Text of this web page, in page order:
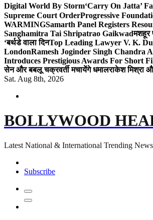
Digital World By Storm‘Carry On Jatta’
Supreme Court OrderProgressive
WARMINGSamarth Panel Registers
Sanghamitra Tai Shripatrao Gaikwadमशहूर
‘बर्थडे वाला दिनTop Leading Lawyer V. K.
LondonRamesh Joginder Singh Chandra
Introduces Prestigious Awards For Short
सेन और बबलू चक्रवर्ती मचायेंगे धमालराकेश मिश्रा
Sat. Aug 8th, 2026
BOLLYWOOD
Latest National & International Trending News
Subscribe